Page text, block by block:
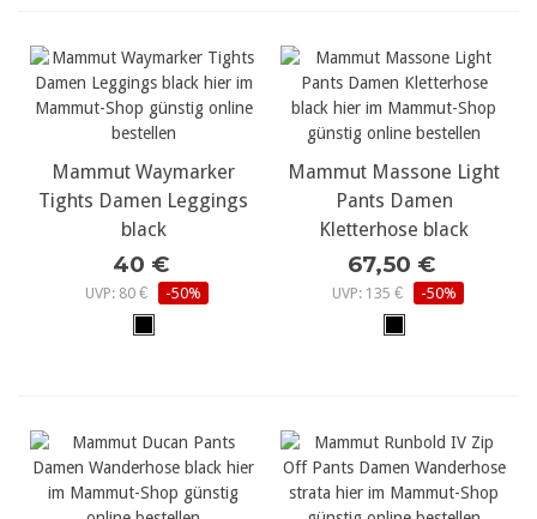
Mammut Waymarker
Tights Damen Leggings
black
40 €
UVP: 80 € -50%
Mammut Massone Light
Pants Damen
Kletterhose black
67,50 €
UVP: 135 € -50%